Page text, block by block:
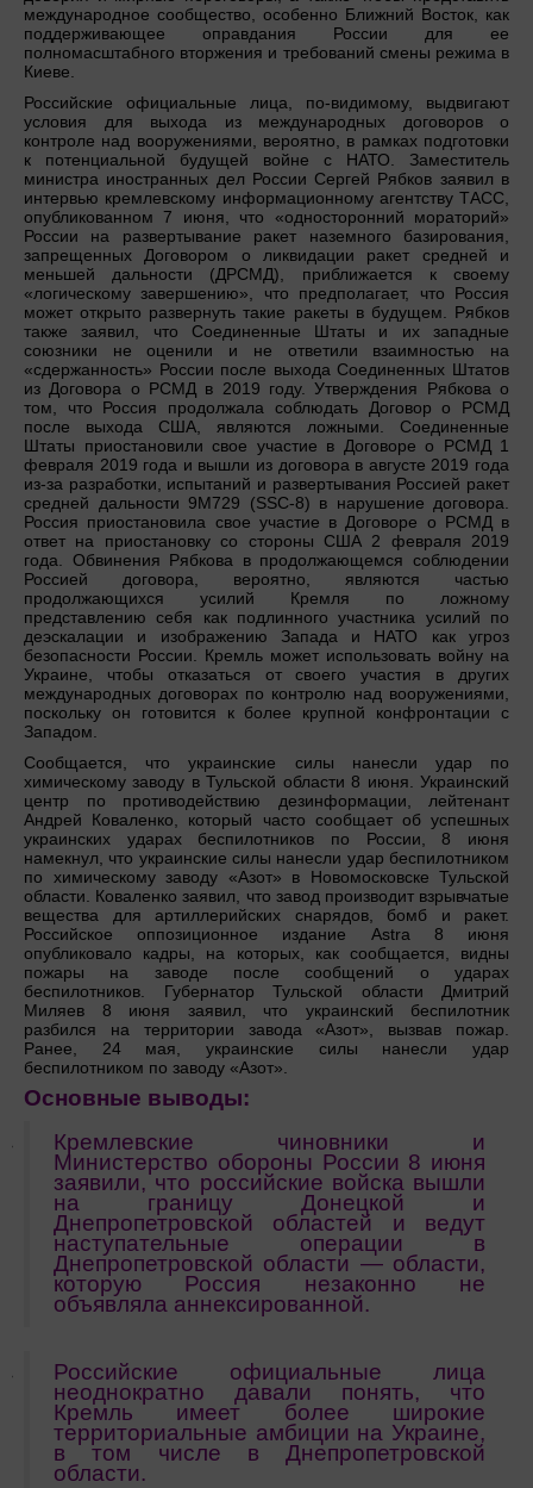
международное сообщество, особенно Ближний Восток, как
поддерживающее оправдания России для ее
полномасштабного вторжения и требований смены режима в
Киеве.
Российские официальные лица, по-видимому, выдвигают
условия для выхода из международных договоров о
контроле над вооружениями, вероятно, в рамках подготовки
к потенциальной будущей войне с НАТО. Заместитель
министра иностранных дел России Сергей Рябков заявил в
интервью кремлевскому информационному агентству ТАСС,
опубликованном 7 июня, что «односторонний мораторий»
России на развертывание ракет наземного базирования,
запрещенных Договором о ликвидации ракет средней и
меньшей дальности (ДРСМД), приближается к своему
«логическому завершению», что предполагает, что Россия
может открыто развернуть такие ракеты в будущем. Рябков
также заявил, что Соединенные Штаты и их западные
союзники не оценили и не ответили взаимностью на
«сдержанность» России после выхода Соединенных Штатов
из Договора о РСМД в 2019 году. Утверждения Рябкова о
том, что Россия продолжала соблюдать Договор о РСМД
после выхода США, являются ложными. Соединенные
Штаты приостановили свое участие в Договоре о РСМД 1
февраля 2019 года и вышли из договора в августе 2019 года
из-за разработки, испытаний и развертывания Россией ракет
средней дальности 9M729 (SSC-8) в нарушение договора.
Россия приостановила свое участие в Договоре о РСМД в
ответ на приостановку со стороны США 2 февраля 2019
года. Обвинения Рябкова в продолжающемся соблюдении
Россией договора, вероятно, являются частью
продолжающихся усилий Кремля по ложному
представлению себя как подлинного участника усилий по
деэскалации и изображению Запада и НАТО как угроз
безопасности России. Кремль может использовать войну на
Украине, чтобы отказаться от своего участия в других
международных договорах по контролю над вооружениями,
поскольку он готовится к более крупной конфронтации с
Западом.
Сообщается, что украинские силы нанесли удар по
химическому заводу в Тульской области 8 июня. Украинский
центр по противодействию дезинформации, лейтенант
Андрей Коваленко, который часто сообщает об успешных
украинских ударах беспилотников по России, 8 июня
намекнул, что украинские силы нанесли удар беспилотником
по химическому заводу «Азот» в Новомосковске Тульской
области. Коваленко заявил, что завод производит взрывчатые
вещества для артиллерийских снарядов, бомб и ракет.
Российское оппозиционное издание Astra 8 июня
опубликовало кадры, на которых, как сообщается, видны
пожары на заводе после сообщений о ударах
беспилотников. Губернатор Тульской области Дмитрий
Миляев 8 июня заявил, что украинский беспилотник
разбился на территории завода «Азот», вызвав пожар.
Ранее, 24 мая, украинские силы нанесли удар
беспилотником по заводу «Азот».
Основные выводы:
Кремлевские чиновники и
Министерство обороны России 8 июня
заявили, что российские войска вышли
на границу Донецкой и
Днепропетровской областей и ведут
наступательные операции в
Днепропетровской области — области,
которую Россия незаконно не
объявляла аннексированной.
Российские официальные лица
неоднократно давали понять, что
Кремль имеет более широкие
территориальные амбиции на Украине,
в том числе в Днепропетровской
области.